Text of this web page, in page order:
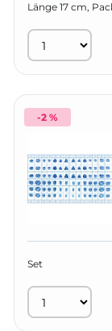
Länge 17 cm,
-2 %
Set